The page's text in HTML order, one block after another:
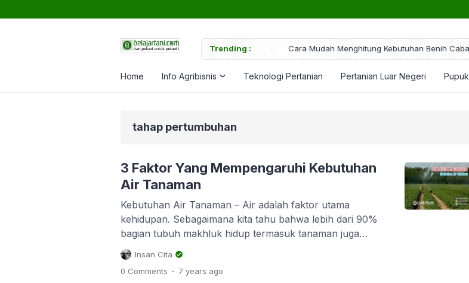
Trending : Cara Mudah Menghitung Kebutuhan Benih Cabai/Cabe
Home Info Agribisnis Teknologi Pertanian Pertanian Luar Negeri Pupuk
tahap pertumbuhan
3 Faktor Yang Mempengaruhi Kebutuhan
Air Tanaman
Kebutuhan Air Tanaman – Air adalah faktor utama
kehidupan. Sebagaimana kita tahu bahwa lebih dari 90%
bagian tubuh makhluk hidup termasuk tanaman juga
terdiri daripada cairan/air. Tanaman membutuhkan air
untuk hidup dan tumbuh. Kebutuhan tanaman akan air
biasanya dinyatakan dalam satuan mm/hari, mm/bulan
Insan Cita
0 Comments . 7 years ago